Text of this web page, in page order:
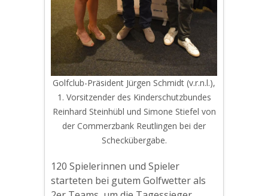
Golfclub-Präsident Jürgen Schmidt (v.r.n.l.),
1. Vorsitzender des Kinderschutzbundes
Reinhard Steinhübl und Simone Stiefel von
der Commerzbank Reutlingen bei der
Scheckübergabe.
120 Spielerinnen und Spieler
starteten bei gutem Golfwetter als